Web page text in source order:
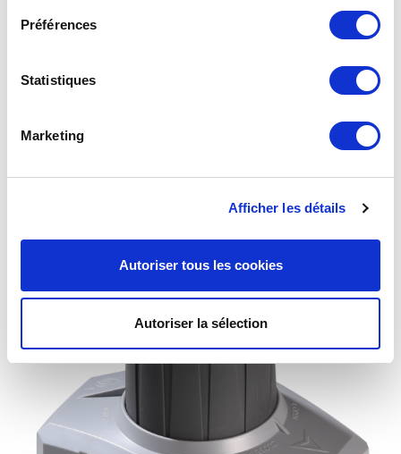
Préférences
Statistiques
Marketing
Afficher les détails
Autoriser tous les cookies
Autoriser la sélection